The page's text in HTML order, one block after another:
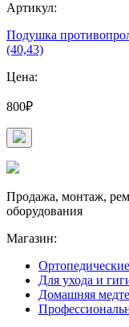
Артикул:
Подушка
(40,43)
Цена:
800₽
Продажа, монтаж,
оборудования
Магазин:
Для ухода и
Домашняя